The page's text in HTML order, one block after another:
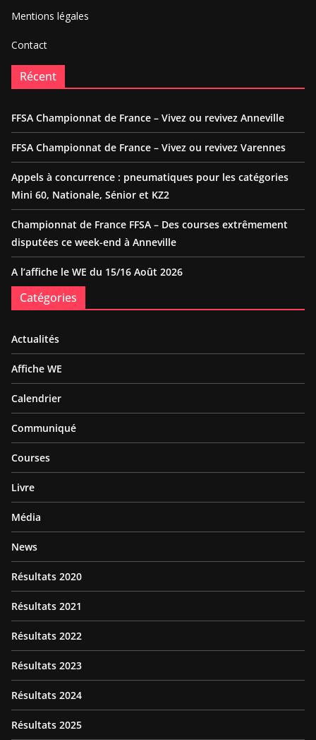
Mentions légales
Contact
Récent
FFSA Championnat de France – Vivez ou revivez Anneville
FFSA Championnat de France – Vivez ou revivez Varennes
Appels à concurrence : pneumatiques pour les catégories
Mini 60, Nationale, Sénior et KZ2
Championnat de France FFSA – Des courses extrêmement
disputées ce week-end à Anneville
A l’affiche le WE du 15/16 Août 2026
Catégories
Actualités
Affiche WE
Calendrier
Communiqué
Courses
Livre
Média
News
Résultats 2020
Résultats 2021
Résultats 2022
Résultats 2023
Résultats 2024
Résultats 2025